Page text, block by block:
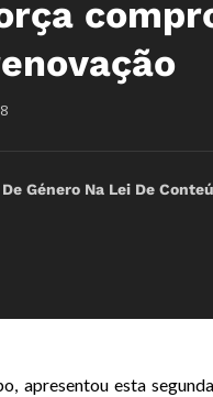
Género Na Lei De
apresentou esta